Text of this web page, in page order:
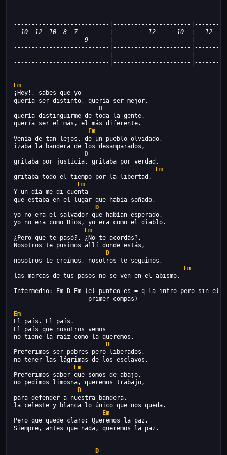
---------------------------|----------------------
--10--12--10--8--7---------|----------12------10--|---12--
--------------------9------|----------------------
---------------------------|----------------------
---------------------------|----------------------
---------------------------|----------------------
Em
¡Hey!, sabes que yo
quería ser distinto, quería ser mejor,
D
quería distinguirme de toda la gente,
quería ser el más, el más diferente.
Em
Venía de tan lejos, de un pueblo olvidado,
izaba la bandera de los desamparados,
D
gritaba por justicia, gritaba por verdad,
Em
gritaba todo el tiempo por la libertad.
Em
Y un día me di cuenta
que estaba en el lugar que había soñado,
D
yo no era el salvador que habían esperado,
yo no era como Dios, yo era como el diablo.
Em
¿Pero que te pasó?. ¿No te acordás?.
Nosotros te pusimos allí donde estás,
D
nosotros te creímos, nosotros te seguimos,
Em
las marcas de tus pasos no se ven en el abismo.
Intermedio: Em D Em (el punteo es = q la intro pero sin el
primer compas)
Em
El país. El país.
El país que nosotros vemos
no tiene la raíz como la queremos.
D
Preferimos ser pobres pero liberados,
no tener las lágrimas de los esclavos.
Em
Preferimos saber que somos de abajo,
no pedimos limosna, queremos trabajo,
D
para defender a nuestra bandera,
la celeste y blanca lo único que nos queda.
Em
Pero que quede claro: Queremos la paz.
Siempre, antes que nada, queremos la paz.
D